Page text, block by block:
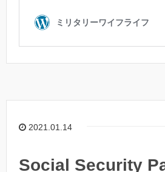
2021.01.14
Social Security